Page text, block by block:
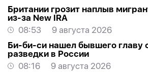
Британии грозит наплыв
из-за New IRA
08:53
9 августа 2026
Би-би-си нашел бывшего главу
разведки в России
08:16
9 августа 2026